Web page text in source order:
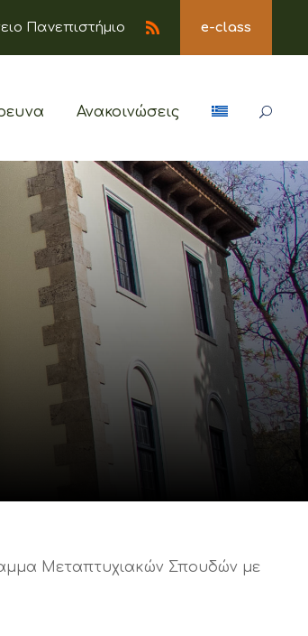
Πανεπιστήμιο e-class
Ανακοινώσεις
Μεταπτυχιακών Σπουδών με